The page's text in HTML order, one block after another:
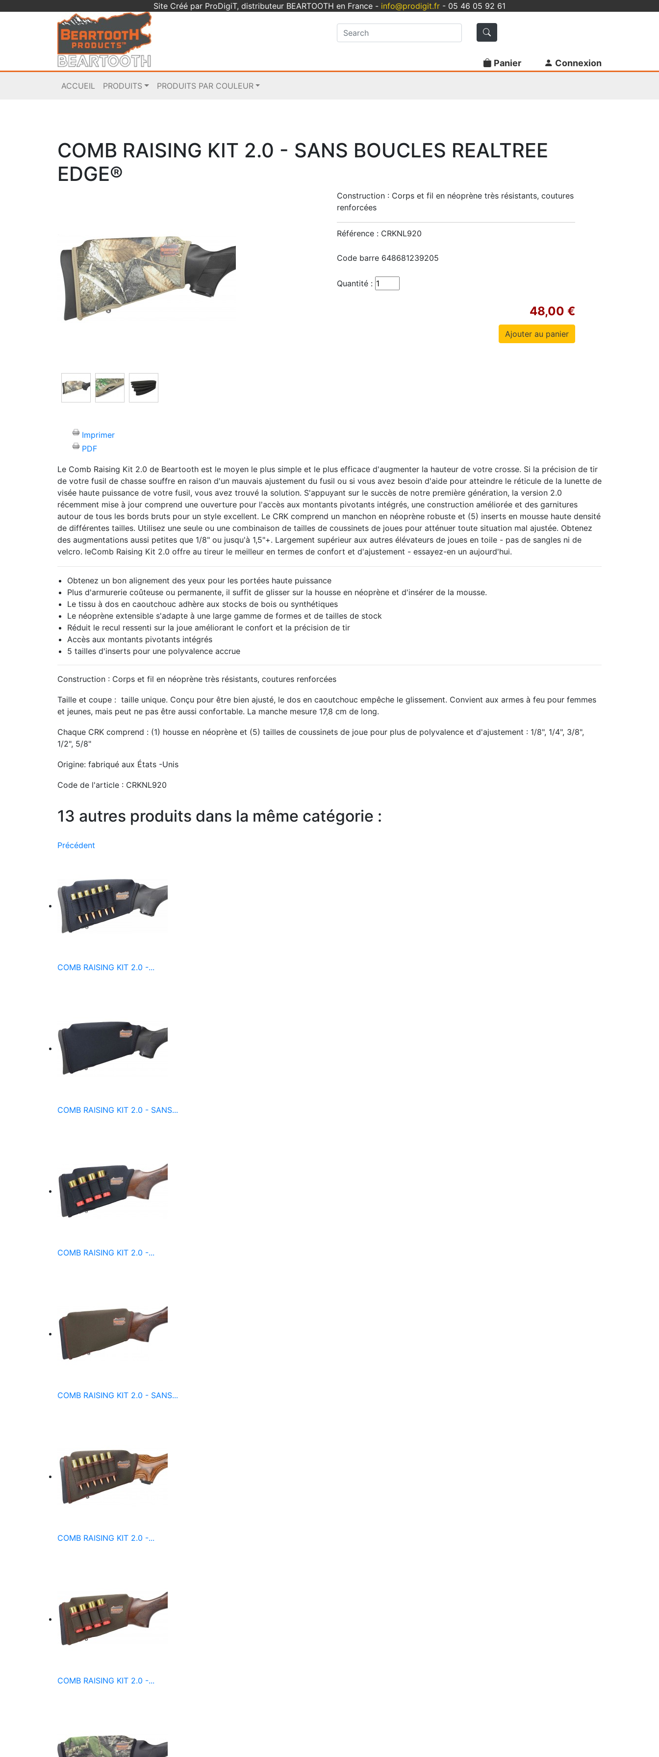
Site Créé par ProDigiT, distributeur BEARTOOTH en France - info@prodigit.fr - 05 46 05 92 61
Panier Connexion
ACCUEIL PRODUITS PRODUITS PAR COULEUR
COMB RAISING KIT 2.0 - SANS BOUCLES REALTREE
EDGE®
Imprimer
PDF
Construction : Corps et fil en néoprène très résistants, coutures
renforcées
Référence : CRKNL920
Code barre 648681239205
Quantité :
48,00 €
Le Comb Raising Kit 2.0 de Beartooth est le moyen le plus simple et le plus efficace d'augmenter la hauteur de votre crosse. Si la précision de tir
de votre fusil de chasse souffre en raison d'un mauvais ajustement du fusil ou si vous avez besoin d'aide pour atteindre le réticule de la lunette de
visée haute puissance de votre fusil, vous avez trouvé la solution. S'appuyant sur le succès de notre première génération, la version 2.0
récemment mise à jour comprend une ouverture pour l'accès aux montants pivotants intégrés, une construction améliorée et des garnitures
autour de tous les bords bruts pour un style excellent. Le CRK comprend un manchon en néoprène robuste et (5) inserts en mousse haute densité
de différentes tailles. Utilisez une seule ou une combinaison de tailles de coussinets de joues pour atténuer toute situation mal ajustée. Obtenez
des augmentations aussi petites que 1/8" ou jusqu'à 1,5"+. Largement supérieur aux autres élévateurs de joues en toile - pas de sangles ni de
velcro. leComb Raising Kit 2.0 offre au tireur le meilleur en termes de confort et d'ajustement - essayez-en un aujourd'hui.
Obtenez un bon alignement des yeux pour les portées haute puissance
Plus d'armurerie coûteuse ou permanente, il suffit de glisser sur la housse en néoprène et d'insérer de la mousse.
Le tissu à dos en caoutchouc adhère aux stocks de bois ou synthétiques
Le néoprène extensible s'adapte à une large gamme de formes et de tailles de stock
Réduit le recul ressenti sur la joue améliorant le confort et la précision de tir
Accès aux montants pivotants intégrés
5 tailles d'inserts pour une polyvalence accrue
Construction : Corps et fil en néoprène très résistants, coutures renforcées
Taille et coupe : taille unique. Conçu pour être bien ajusté, le dos en caoutchouc empêche le glissement. Convient aux armes à feu pour femmes
et jeunes, mais peut ne pas être aussi confortable. La manche mesure 17,8 cm de long.
Chaque CRK comprend : (1) housse en néoprène et (5) tailles de coussinets de joue pour plus de polyvalence et d'ajustement : 1/8", 1/4", 3/8",
1/2", 5/8"
Origine: fabriqué aux États -Unis
Code de l'article : CRKNL920
13 autres produits dans la même catégorie :
Précédent
COMB RAISING KIT 2.0 -...
COMB RAISING KIT 2.0 - SANS...
COMB RAISING KIT 2.0 -...
COMB RAISING KIT 2.0 - SANS...
COMB RAISING KIT 2.0 -...
COMB RAISING KIT 2.0 -...